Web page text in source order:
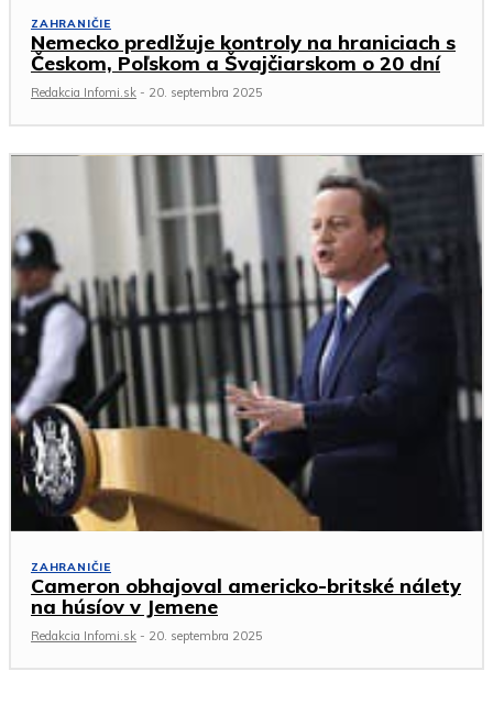
ZAHRANIČIE
Nemecko predlžuje kontroly na hraniciach s
Českom, Poľskom a Švajčiarskom o 20 dní
Redakcia Infomi.sk - 20. septembra 2025
ZAHRANIČIE
Cameron obhajoval americko-britské nálety
na húsíov v Jemene
Redakcia Infomi.sk - 20. septembra 2025